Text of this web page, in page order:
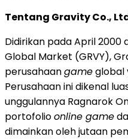
Tentang Gravity Co.,
Didirikan pada April
Global Market (GRVY),
perusahaangameglobal
Perusahaan ini dikenal
unggulannya Ragnarok
portofolioonline game
dimainkan oleh jutaan